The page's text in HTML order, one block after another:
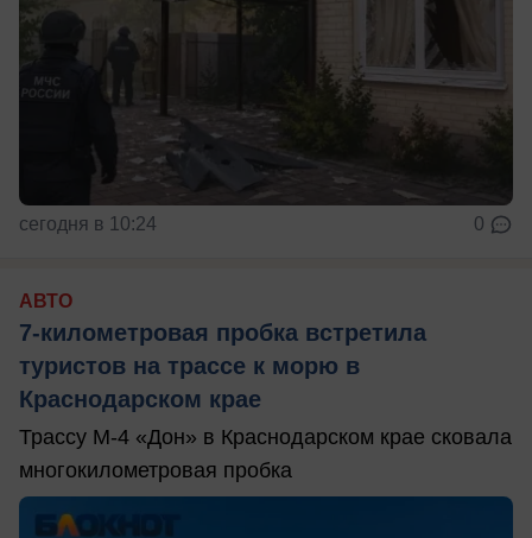
сегодня в 10:24 0
АВТО
7-километровая пробка встретила
туристов на трассе к морю в
Краснодарском крае
Трассу М-4 «Дон» в Краснодарском крае сковала
многокилометровая пробка